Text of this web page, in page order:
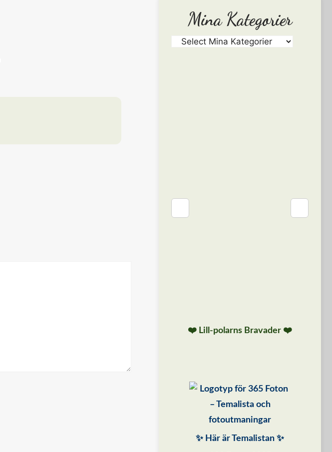
Mina Kategorier
❤️ Lill-polarns Bravader ❤️
✨ Här är Temalistan ✨